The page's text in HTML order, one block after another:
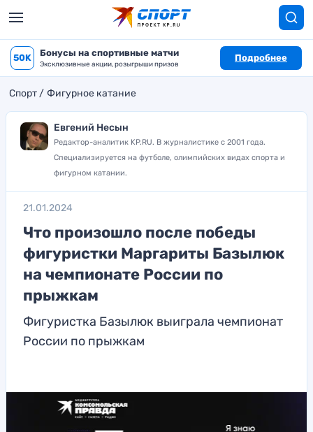
50K Бонусы на спортивные матчи
Эксклюзивные акции, розыгрыши призов
Подробнее
Спорт Фигурное катание
Евгений Несын
Редактор-аналитик KP.RU. В журналистике с 2001 года.
Специализируется на футболе, олимпийских видах спорта и
фигурном катании.
21.01.2024
Что произошло после победы
фигуристки Маргариты Базылюк
на чемпионате России по
прыжкам
Фигуристка Базылюк выиграла чемпионат
России по прыжкам